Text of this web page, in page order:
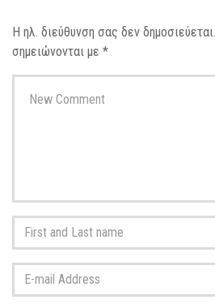
Η ηλ. διεύθυνση σας δεν δημοσιεύεται.
σημειώνονται με *
comment*
First
and
Last
name*
mail